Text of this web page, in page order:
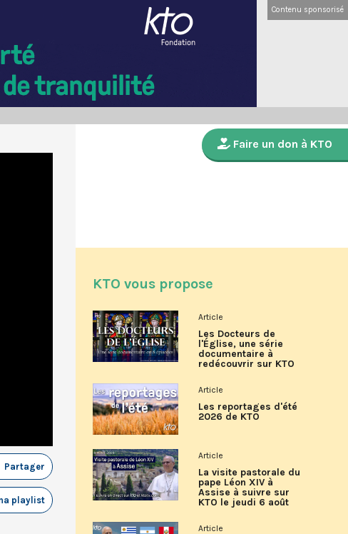
Contenu sponsorisé
Partager
playlist
Faire un don à KTO
KTO vous propose
Article
Les Docteurs de
l'Église, une série
documentaire à
redécouvrir sur KTO
Article
Les reportages d'été
2026 de KTO
Article
La visite pastorale du
pape Léon XIV à
Assise à suivre sur
KTO le jeudi 6 août
Article